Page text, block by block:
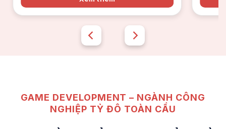
GAME DEVELOPMENT – NGÀNH CÔNG
NGHIỆP TỶ ĐÔ TOÀN CẦU